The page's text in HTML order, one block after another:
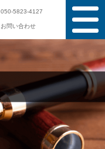
050-5823-4127
お問い合わせ